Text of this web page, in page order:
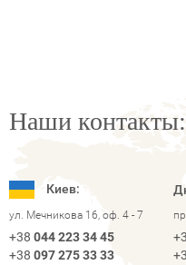
Наши контакты:
Киев:
ул. Мечникова 16, оф. 4 - 7
+38 044 223 34 45
+38 097 275 33 33